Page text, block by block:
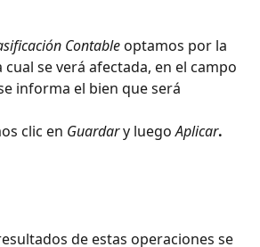
Contable optamos por la
se verá afectada, en el campo
informa el bien que será
clic en Guardar y luego Aplicar.
de estas operaciones se